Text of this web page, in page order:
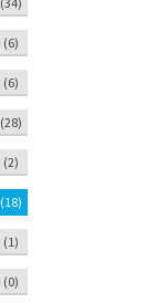
(6)
(6)
(28)
(2)
(18)
(1)
(0)